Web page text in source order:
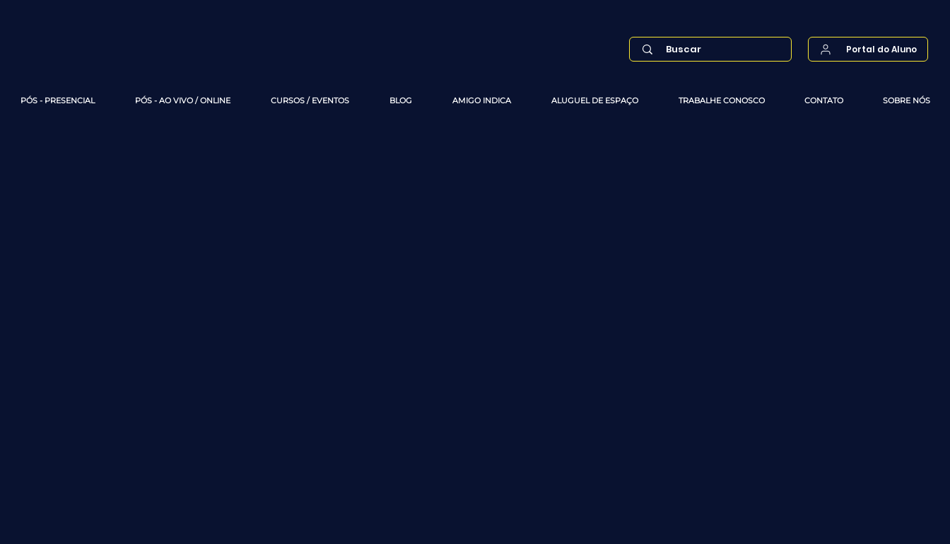
Portal do Aluno
PÓS - PRESENCIAL PÓS - AO VIVO / ONLINE CURSOS / EVENTOS BLOG AMIGO INDICA ALUGUEL DE ESPAÇO TRABALHE CONOSCO CONTATO SOBRE NÓS